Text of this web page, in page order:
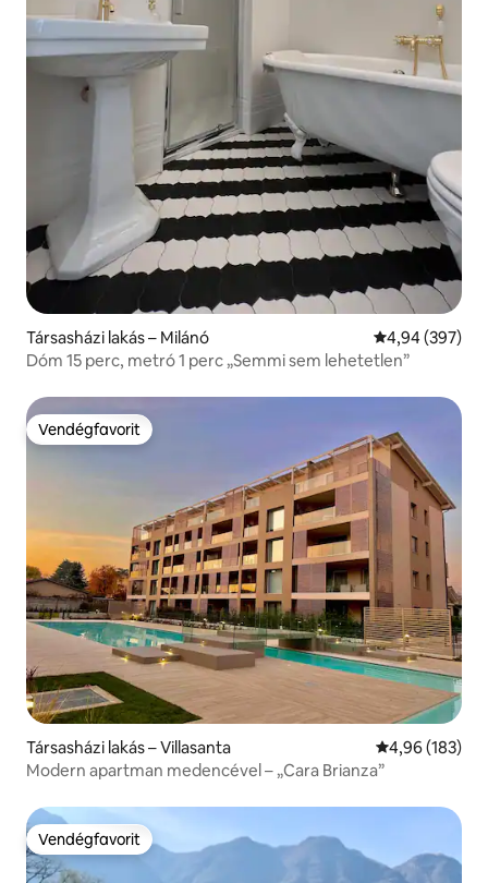
Társasházi lakás – Milánó Átlagos
4,94 (397)
Dóm 15 perc, metró 1 perc „Semmi sem lehetetlen”
Vendégfavorit
Vendégfavorit
Társasházi lakás – Villasanta Átlagos
4,96 (183)
Modern apartman medencével – „Cara Brianza”
Vendégfavorit
Vendégfavorit